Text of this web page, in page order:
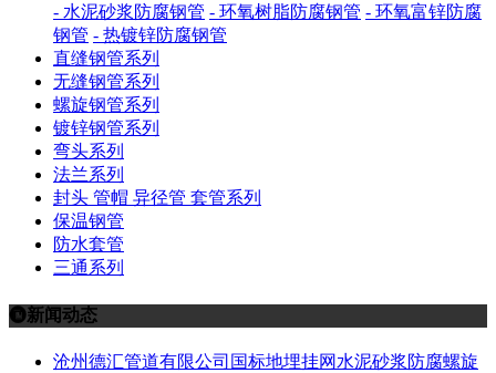
- 水泥砂浆防腐钢管 - 环氧树脂防腐钢管 - 环氧富锌防腐
钢管 - 热镀锌防腐钢管
直缝钢管系列
无缝钢管系列
螺旋钢管系列
镀锌钢管系列
弯头系列
法兰系列
封头 管帽 异径管 套管系列
保温钢管
防水套管
三通系列
新闻动态
沧州德汇管道有限公司国标地埋挂网水泥砂浆防腐螺旋